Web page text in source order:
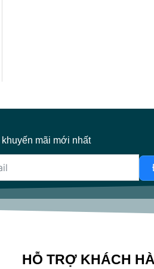
mãi mới nhất
HỖ TRỢ KHÁCH